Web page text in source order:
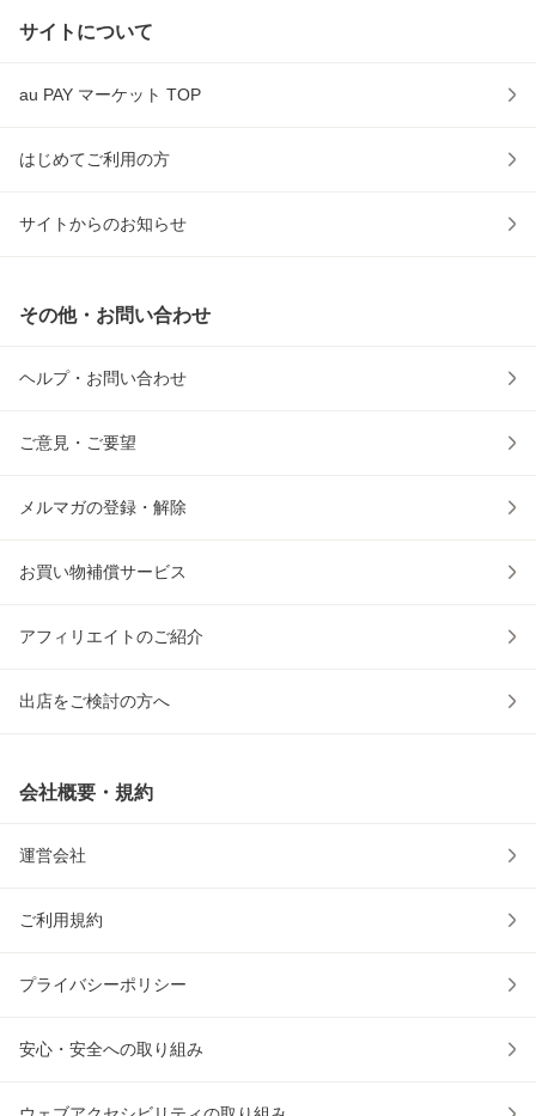
サイトについて
au PAY マーケット TOP
はじめてご利用の方
サイトからのお知らせ
その他・お問い合わせ
ヘルプ・お問い合わせ
ご意見・ご要望
メルマガの登録・解除
お買い物補償サービス
アフィリエイトのご紹介
出店をご検討の方へ
会社概要・規約
運営会社
ご利用規約
プライバシーポリシー
安心・安全への取り組み